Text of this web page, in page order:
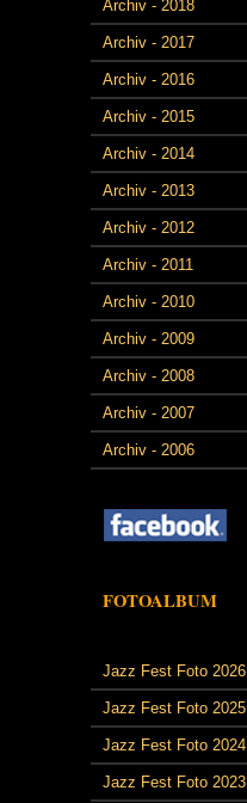
Archiv - 2018
Archiv - 2017
Archiv - 2016
Archiv - 2015
Archiv - 2014
Archiv - 2013
Archiv - 2012
Archiv - 2011
Archiv - 2010
Archiv - 2009
Archiv - 2008
Archiv - 2007
Archiv - 2006
FOTOALBUM
Jazz Fest Foto 2026
Jazz Fest Foto 2025
Jazz Fest Foto 2024
Jazz Fest Foto 2023